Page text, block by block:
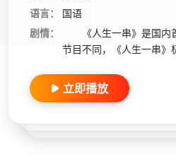
语言：
国语
剧情：
《人生一串》是国内首
节目不同，《人生一串》
立即播放